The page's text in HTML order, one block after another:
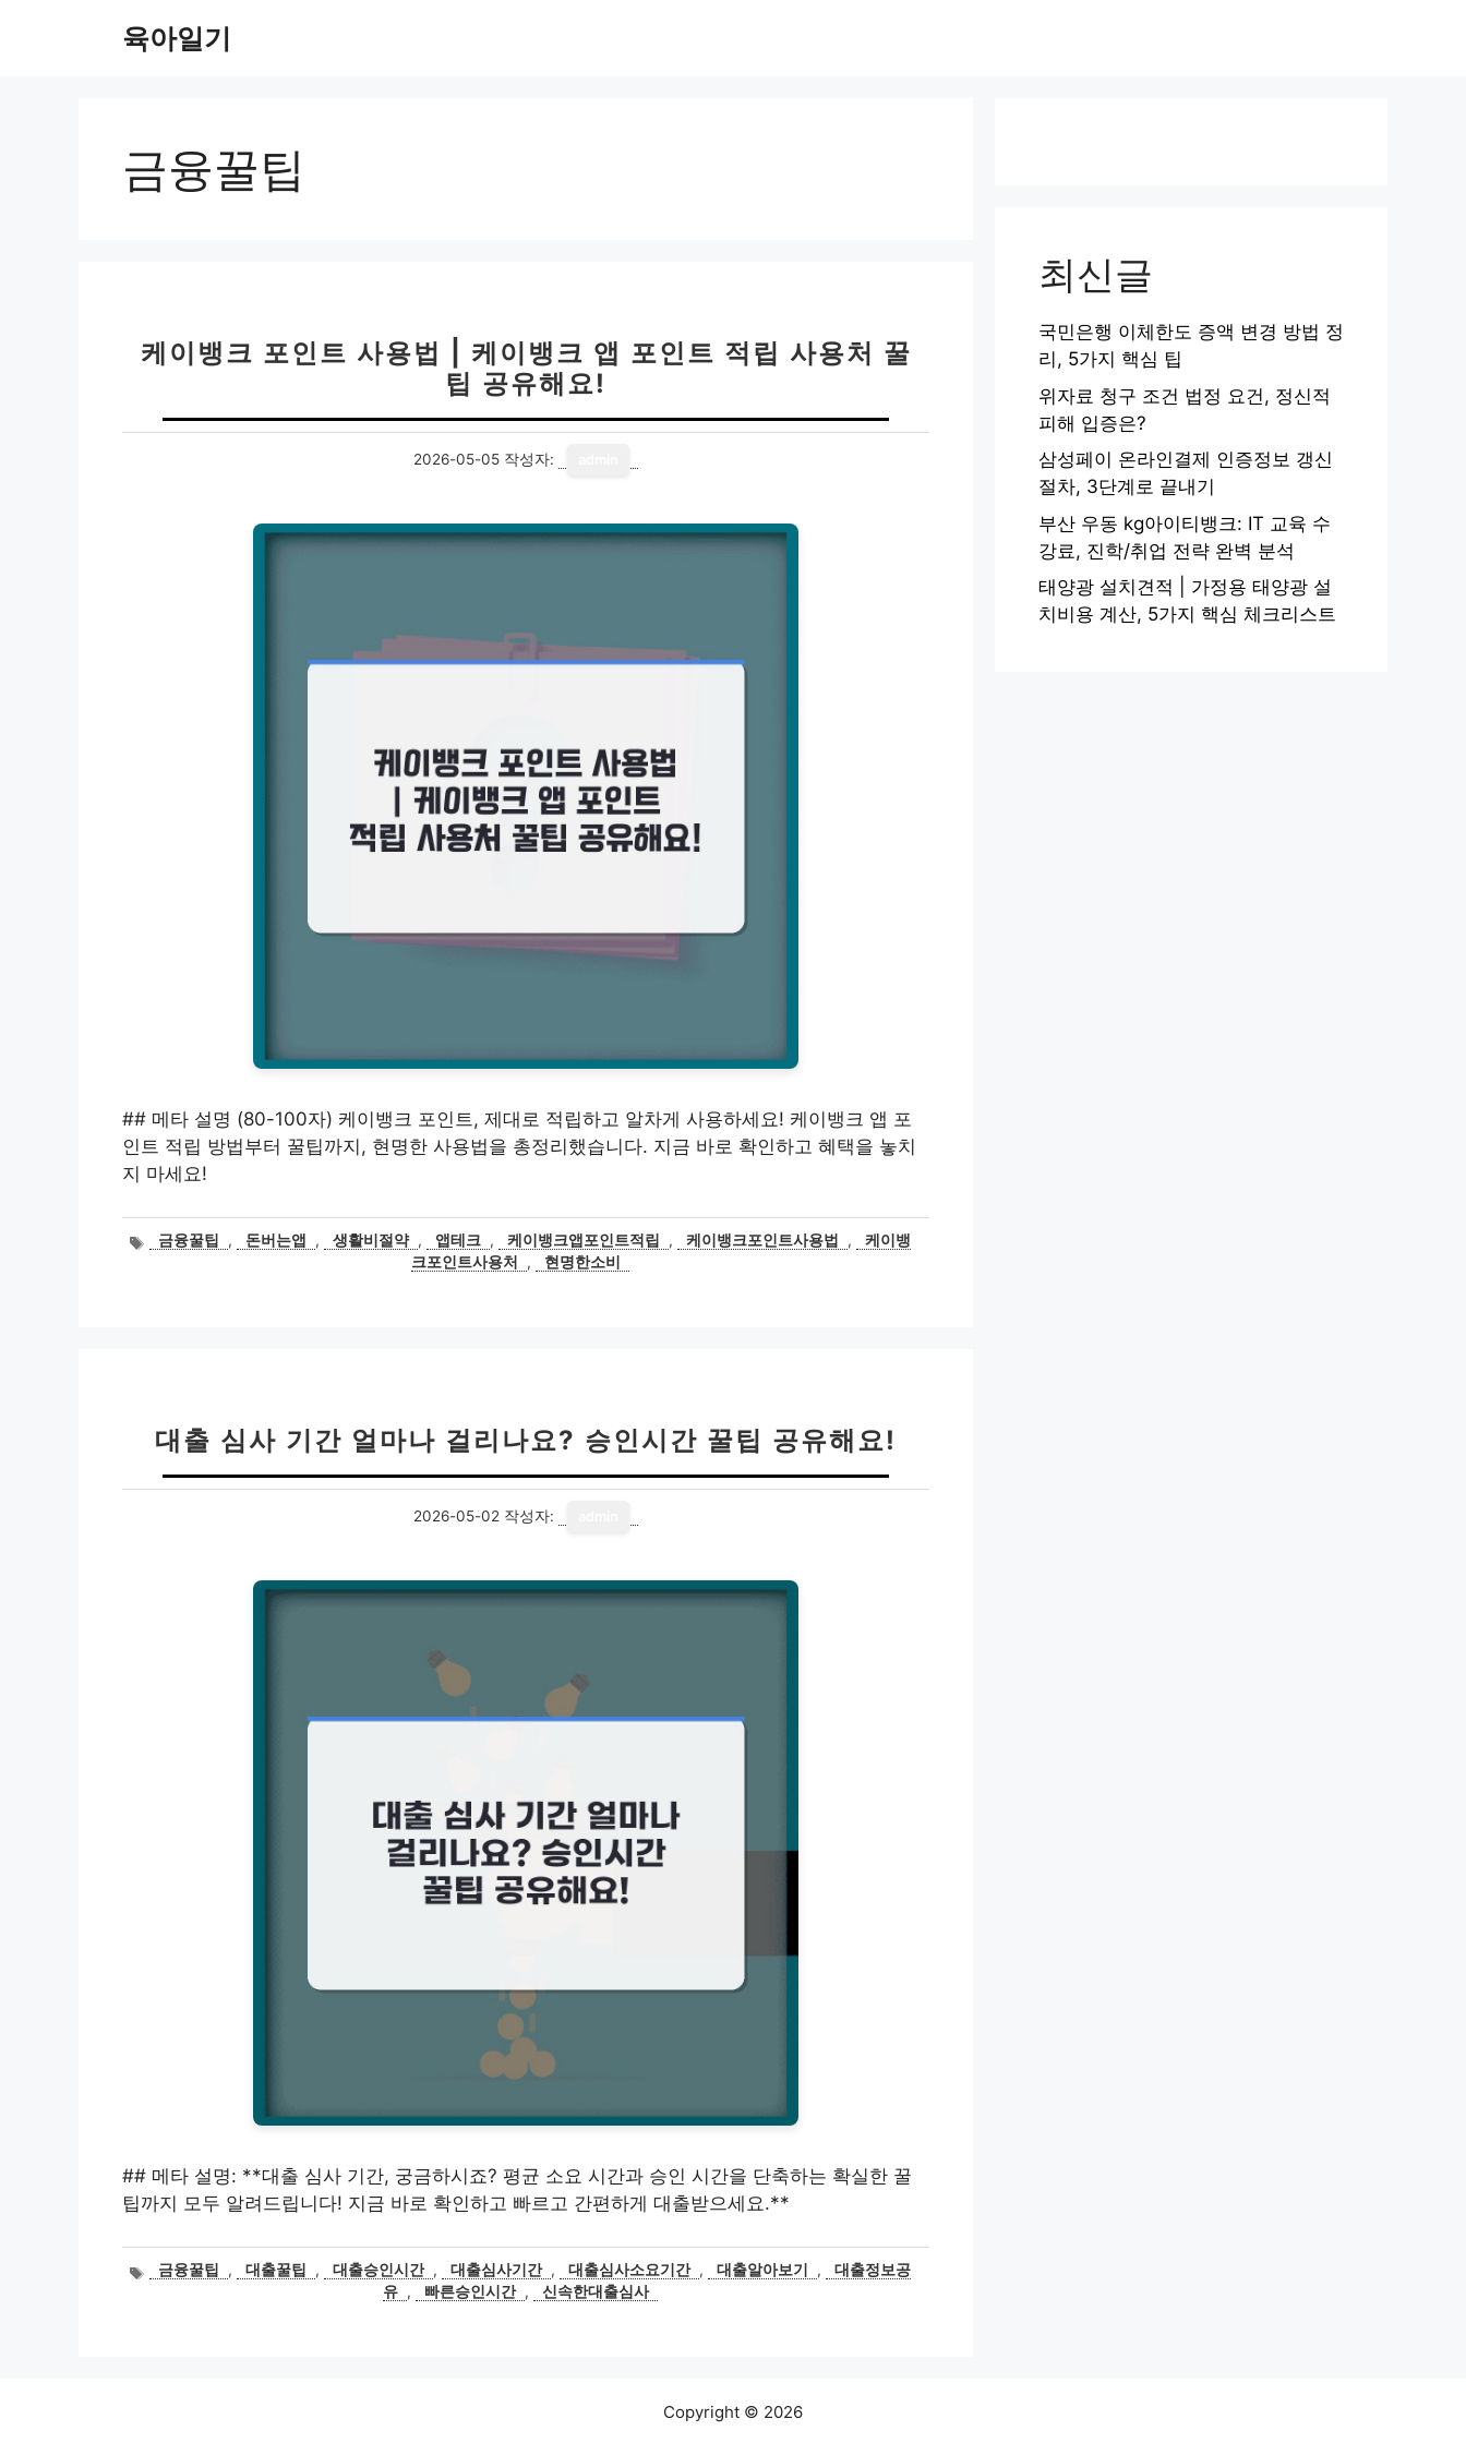
육아일기
금융꿀팁
케이뱅크 포인트 사용법 | 케이뱅크 앱 포인트 적립 사용처 꿀
팁 공유해요!
2026-05-05 작성자:
## 메타 설명 (80-100자) 케이뱅크 포인트, 제대로 적립하고 알차게 사용하세요! 케이뱅크 앱 포
인트 적립 방법부터 꿀팁까지, 현명한 사용법을 총정리했습니다. 지금 바로 확인하고 혜택을 놓치
지 마세요!
태금융꿀팁 , 돈버는앱 , 생활비절약 , 앱테크 , 케이뱅크앱포인트적립 , 케이뱅크포인트사용법 ,
케이뱅
크포인트사용처
, 현명한소비
대출 심사 기간 얼마나 걸리나요? 승인시간 꿀팁 공유해요!
2026-05-02 작성자:
## 메타 설명: **대출 심사 기간, 궁금하시죠? 평균 소요 시간과 승인 시간을 단축하는 확실한 꿀
팁까지 모두 알려드립니다! 지금 바로 확인하고 빠르고 간편하게 대출받으세요.**
태금융꿀팁 , 대출꿀팁 , 대출승인시간 , 대출심사기간 , 대출심사소요기간 , 대출알아보기 ,
대출정보공
유 , 빠른승인시간 , 신속한대출심사
최신글
국민은행 이체한도 증액 변경 방법 정
리, 5가지 핵심 팁
위자료 청구 조건 법정 요건, 정신적
피해 입증은?
삼성페이 온라인결제 인증정보 갱신
절차, 3단계로 끝내기
부산 우동 kg아이티뱅크: IT 교육 수
강료, 진학/취업 전략 완벽 분석
태양광 설치견적 | 가정용 태양광 설
치비용 계산, 5가지 핵심 체크리스트
Copyright © 2026